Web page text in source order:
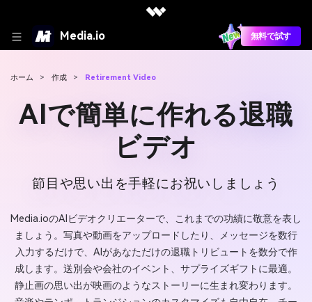
Media.io 無料で試す
ホーム > 作成 > Retirement Video
AIで簡単に作れる退職
ビデオ
節目や思い出を手軽にお祝いしましょう
Media.ioのAIビデオクリエーターで、これまでの功績に敬意を表し
ましょう。写真や動画をアップロードしたり、メッセージを数行
入力するだけで、AIがあなただけの退職トリビュートを数分で作
成します。送別会や会社のイベント、サプライズギフトに最適。
静止画の思い出が映画のようなストーリーに生まれ変わります。